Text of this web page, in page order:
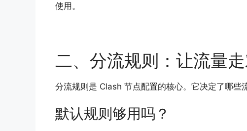
使用。
二、分流规则：让流量
分流规则是 Clash 节点配置的核心。它决定了哪些
默认规则够用吗？